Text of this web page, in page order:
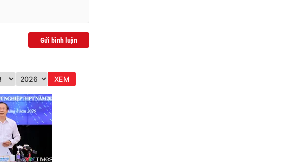
Gửi bình luận
XEM